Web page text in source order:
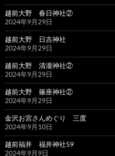
越前大野 春日神社②
2024年9月29日
越前大野 日吉神社
2024年9月29日
越前大野 清瀧神社②
2024年9月29日
越前大野 篠座神社②
2024年9月29日
金沢お宮さんめぐり 三度
2024年9月10日
越前福井 福井神社59
2024年9月9日